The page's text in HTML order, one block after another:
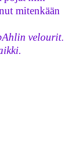
mitenkään
velourit.